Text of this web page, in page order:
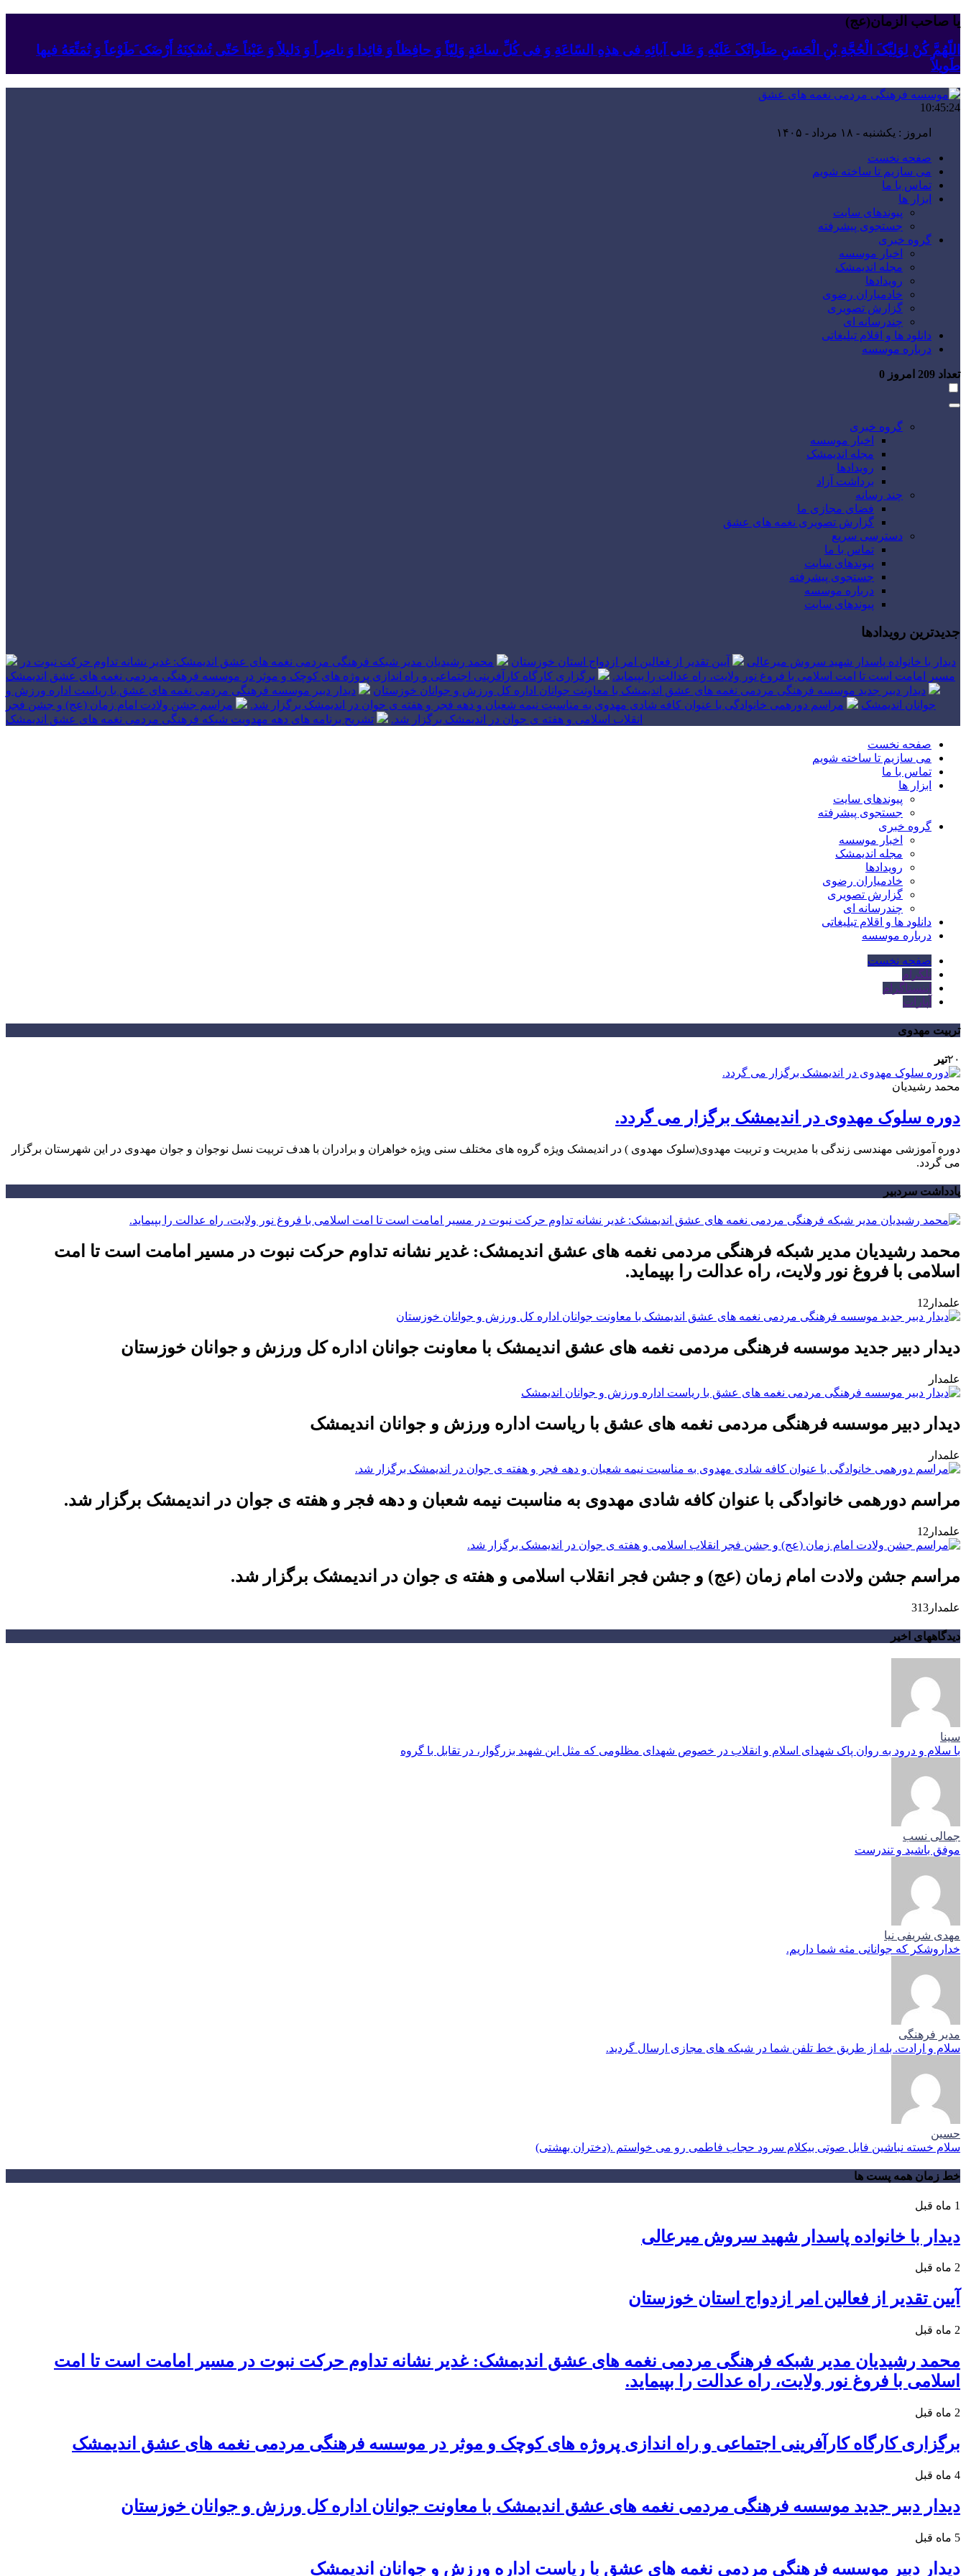
یا صاحب الزمان(عج)
اللّهُمَّ کُنْ لِوَلِیِّکَ الْحُجَّةِ بْنِ الْحَسَنِ صَلَواتُکَ عَلَیْهِ وَ عَلى آبائِهِ فی هذِهِ السّاعَةِ وَ فی کُلِّ ساعَةٍ وَلِیّاً وَ حافِظاً وَ قائِدا ‏وَ ناصِراً وَ دَلیلاً وَ عَیْناً حَتّى تُسْکِنَهُ أَرْضَک َطَوْعاً وَ تُمَتِّعَهُ فیها
طَویلاً
10:45:25
امروز : یکشنبه - ۱۸ مرداد - ۱۴۰۵
صفحه نخست
می سازیم تا ساخته شویم
تماس با ما
ابزار ها
پیوندهای سایت
جستجوی پیشرفته
گروه خبری
اخبار موسسه
مجله اندیمشک
رویدادها
خادمیاران رضوی
گزارش تصویری
چندرسانه ای
دانلود ها و اقلام تبلیغاتی
درباره موسسه
تعداد امروز 0
گروه خبری
اخبار موسسه
مجله اندیمشک
رویدادها
برداشت آزاد
چند رسانه
فضای مجازی ما
گزارش تصویری نغمه های عشق
دسترسی سریع
تماس با ما
پیوندهای سایت
جستجوی پیشرفته
درباره موسسه
پیوندهای سایت
جدیدترین رویدادها
دیدار با خانواده پاسدار شهید سروش میرعالی آیین تقدیر از فعالین امر ازدواج استان خوزستان
محمد رشیدیان مدیر شبکه فرهنگی مردمی نغمه های عشق اندیمشک: غدیر نشانه تداوم حرکت نبوت در
مسیر امامت است تا امت اسلامی با فروغ نور ولایت، راه عدالت را بپیماید.
برگزاری کارگاه کارآفرینی اجتماعی و راه اندازی پروژه های کوچک و موثر در موسسه فرهنگی مردمی نغمه های عشق اندیمشک
دیدار دبیر جدید موسسه فرهنگی مردمی نغمه های عشق اندیمشک با معاونت جوانان اداره کل ورزش و جوانان خوزستان
دیدار دبیر موسسه فرهنگی مردمی نغمه های عشق با ریاست اداره ورزش و
جوانان اندیمشک
مراسم دورهمی خانوادگی با عنوان کافه شادی مهدوی به مناسبت نیمه شعبان و دهه فجر و هفته ی جوان در اندیمشک برگزار شد.
مراسم جشن ولادت امام زمان (عج) و جشن فجر
انقلاب اسلامی و هفته ی جوان در اندیمشک برگزار شد.
تشریح برنامه های دهه مهدویت شبکه فرهنگی مردمی نغمه های عشق اندیمشک
صفحه نخست
می سازیم تا ساخته شویم
تماس با ما
ابزار ها
پیوندهای سایت
جستجوی پیشرفته
گروه خبری
اخبار موسسه
مجله اندیمشک
رویدادها
خادمیاران رضوی
گزارش تصویری
چندرسانه ای
دانلود ها و اقلام تبلیغاتی
درباره موسسه
صفحه نخست
تلگرام
اینستاگرام
آپارات
تربیت مهدوی
۲۰تیر
محمد رشیدیان
دوره سلوک مهدوی در اندیمشک برگزار می گردد.
دوره آموزشی مهندسی زندگی با مدیریت و تربیت مهدوی(سلوک مهدوی ) در اندیمشک ویژه گروه های مختلف سنی ویژه خواهران و برادران با هدف تربیت نسل نوجوان و جوان مهدوی در این شهرستان برگزار
می گردد.
یادداشت سردبیر
محمد رشیدیان مدیر شبکه فرهنگی مردمی نغمه های عشق اندیمشک: غدیر نشانه تداوم حرکت نبوت در مسیر امامت است تا امت
اسلامی با فروغ نور ولایت، راه عدالت را بپیماید.
علمدار12
دیدار دبیر جدید موسسه فرهنگی مردمی نغمه های عشق اندیمشک با معاونت جوانان اداره کل ورزش و جوانان خوزستان
علمدار
دیدار دبیر موسسه فرهنگی مردمی نغمه های عشق با ریاست اداره ورزش و جوانان اندیمشک
علمدار
مراسم دورهمی خانوادگی با عنوان کافه شادی مهدوی به مناسبت نیمه شعبان و دهه فجر و هفته ی جوان در اندیمشک برگزار شد.
علمدار12
مراسم جشن ولادت امام زمان (عج) و جشن فجر انقلاب اسلامی و هفته ی جوان در اندیمشک برگزار شد.
علمدار313
دیدگاههای اخیر
سینا
با سلام و درود به روان پاک شهدای اسلام و انقلاب در خصوص شهدای مظلومی که مثل این شهید بزرگوار، در تقابل با گروه
جمالی نسب
موفق باشید و تندرست
مهدی شریفی نیا
خداروشکر که جوانانی مثه شما داریم.
مدیر فرهنگی
سلام و ارادت. بله از طریق خط تلفن شما در شبکه های مجازی ارسال گردید.
حسین
سلام خسته نباشین فایل صوتی بیکلام سرود حجاب فاطمی رو می خواستم .(دختران بهشتی)
خط زمان همه پست ها
1 ماه قبل
دیدار با خانواده پاسدار شهید سروش میرعالی
2 ماه قبل
آیین تقدیر از فعالین امر ازدواج استان خوزستان
2 ماه قبل
محمد رشیدیان مدیر شبکه فرهنگی مردمی نغمه های عشق اندیمشک: غدیر نشانه تداوم حرکت نبوت در مسیر امامت است تا امت
اسلامی با فروغ نور ولایت، راه عدالت را بپیماید.
2 ماه قبل
برگزاری کارگاه کارآفرینی اجتماعی و راه اندازی پروژه های کوچک و موثر در موسسه فرهنگی مردمی نغمه های عشق اندیمشک
4 ماه قبل
دیدار دبیر جدید موسسه فرهنگی مردمی نغمه های عشق اندیمشک با معاونت جوانان اداره کل ورزش و جوانان خوزستان
5 ماه قبل
دیدار دبیر موسسه فرهنگی مردمی نغمه های عشق با ریاست اداره ورزش و جوانان اندیمشک